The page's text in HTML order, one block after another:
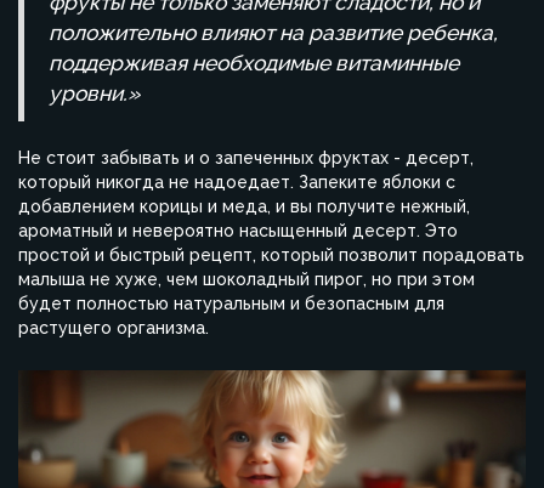
положительно влияют на развитие ребенка,
поддерживая необходимые витаминные
уровни.»
Не стоит забывать и о запеченных фруктах - десерт,
который никогда не надоедает. Запеките яблоки с
добавлением корицы и меда, и вы получите нежный,
ароматный и невероятно насыщенный десерт. Это
простой и быстрый рецепт, который позволит порадовать
малыша не хуже, чем шоколадный пирог, но при этом
будет полностью натуральным и безопасным для
растущего организма.